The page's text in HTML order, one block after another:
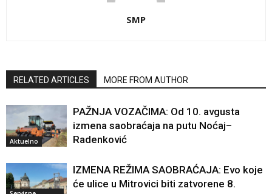
SMP
RELATED ARTICLES MORE FROM AUTHOR
Aktuelno
PAŽNJA VOZAČIMA: Od 10. avgusta
izmena saobraćaja na putu Noćaj–
Radenković
IZMENA REŽIMA SAOBRAĆAJA: Evo koje
će ulice u Mitrovici biti zatvorene 8.